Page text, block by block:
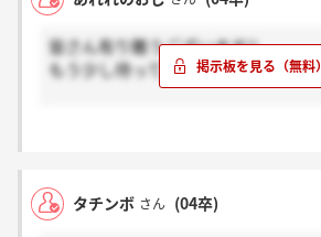
皆さん有り難うございます!!
もう少し待ってみることにしました。
タチンボ さん (04卒)